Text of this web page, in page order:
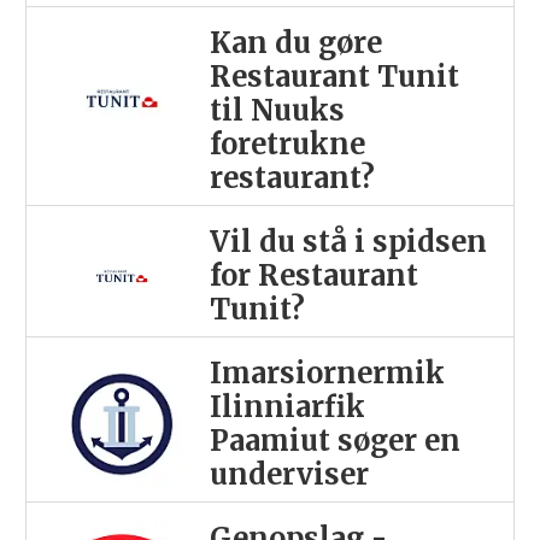
Kan du gøre
Restaurant Tunit
til Nuuks
foretrukne
restaurant?
Vil du stå i spidsen
for Restaurant
Tunit?
Imarsiornermik
Ilinniarfik
Paamiut søger en
underviser